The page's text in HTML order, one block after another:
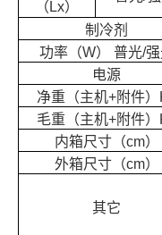
（Lx）
制冷剂
功率（W） 普光/
电源
净重（主机+附件）
毛重（主机+附件）
内箱尺寸（cm）
外箱尺寸（cm）
其它